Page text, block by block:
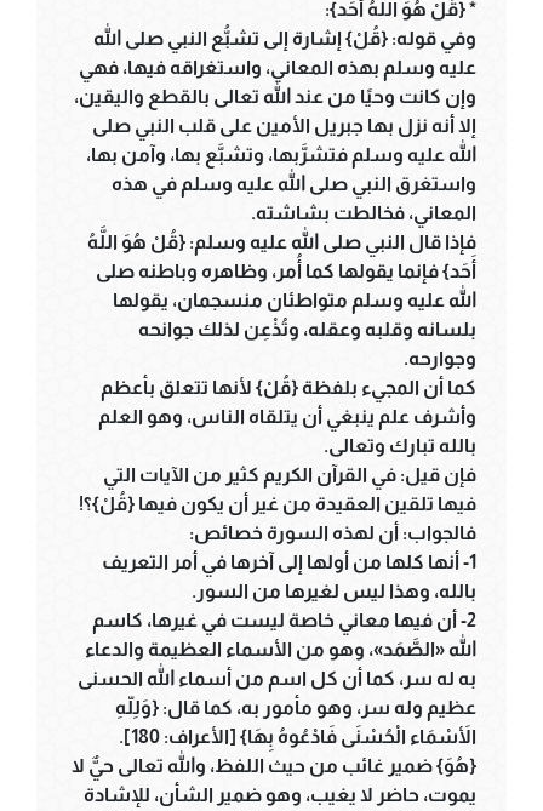
* {قُلْ هُوَ اللَّهُ أَحَد}:
وفي قوله: {قُلْ} إشارة إلى تشبُّع النبي صلى الله
عليه وسلم بهذه المعاني، واستغراقه فيها، فهي
وإن كانت وحيًا من عند الله تعالى بالقطع واليقين،
إلا أنه نزل بها جبريل الأمين على قلب النبي صلى
الله عليه وسلم فتشرَّبها، وتشبَّع بها، وآمن بها،
واستغرق النبي صلى الله عليه وسلم في هذه
المعاني، فخالطت بشاشته.
فإذا قال النبي صلى الله عليه وسلم: {قُلْ هُوَ اللَّهُ
أَحَد} فإنما يقولها كما أُمر، وظاهره وباطنه صلى
الله عليه وسلم متواطئان منسجمان، يقولها
بلسانه وقلبه وعقله، وتُذْعِن لذلك جوانحه
وجوارحه.
كما أن المجيء بلفظة {قُلْ} لأنها تتعلق بأعظم
وأشرف علم ينبغي أن يتلقاه الناس، وهو العلم
بالله تبارك وتعالى.
فإن قيل: في القرآن الكريم كثير من الآيات التي
فيها تلقين العقيدة من غير أن يكون فيها {قُلْ}؟!
فالجواب: أن لهذه السورة خصائص:
1- أنها كلها من أولها إلى آخرها في أمر التعريف
بالله، وهذا ليس لغيرها من السور.
2- أن فيها معاني خاصة ليست في غيرها، كاسم
الله «الصَّمَد»، وهو من الأسماء العظيمة والدعاء
به له سر، كما أن كل اسم من أسماء الله الحسنى
عظيم وله سر، وهو مأمور به، كما قال: {وَلِلّهِ
الأَسْمَاء الْحُسْنَى فَادْعُوهُ بِهَا} [الأعراف: 180].
{هُوَ} ضمير غائب من حيث اللفظ، والله تعالى حيٌّ لا
يموت، حاضر لا يغيب، وهو ضمير الشأن، للإشادة